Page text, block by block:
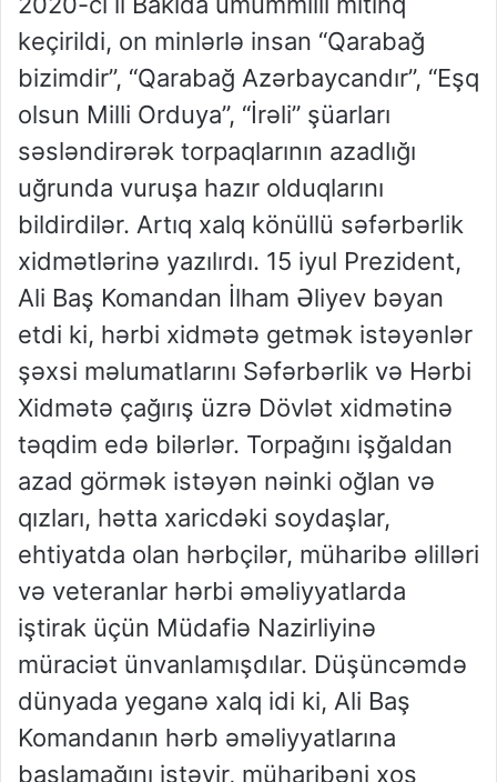
keçirildi, on minlərlə insan “Qarabağ
bizimdir”, “Qarabağ Azərbaycandır”, “Eşq
olsun Milli Orduya”, “İrəli” şüarları
səsləndirərək torpaqlarının azadlığı
uğrunda vuruşa hazır olduqlarını
bildirdilər. Artıq xalq könüllü səfərbərlik
xidmətlərinə yazılırdı. 15 iyul Prezident,
Ali Baş Komandan İlham Əliyev bəyan
etdi ki, hərbi xidmətə getmək istəyənlər
şəxsi məlumatlarını Səfərbərlik və Hərbi
Xidmətə çağırış üzrə Dövlət xidmətinə
təqdim edə bilərlər. Torpağını işğaldan
azad görmək istəyən nəinki oğlan və
qızları, hətta xaricdəki soydaşlar,
ehtiyatda olan hərbçilər, müharibə əlilləri
və veteranlar hərbi əməliyyatlarda
iştirak üçün Müdafiə Nazirliyinə
müraciət ünvanlamışdılar. Düşüncəmdə
dünyada yeganə xalq idi ki, Ali Baş
Komandanın hərb əməliyyatlarına
başlamağını istəyir, müharibəni xoş